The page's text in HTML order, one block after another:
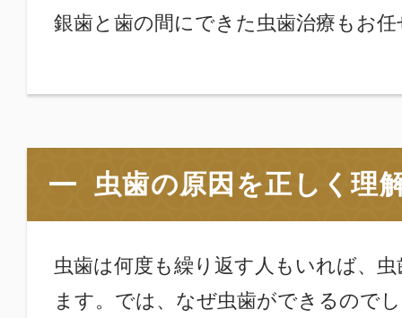
銀歯と歯の間にできた虫歯治療もお
虫歯の原因を正しく理
虫歯は何度も繰り返す人もいれば、
ます。では、なぜ虫歯ができるので